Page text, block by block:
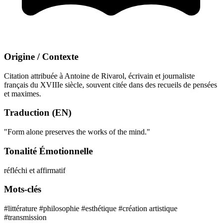
Origine / Contexte
Citation attribuée à Antoine de Rivarol, écrivain et journaliste
français du XVIIIe siècle, souvent citée dans des recueils de pensées
et maximes.
Traduction (EN)
"Form alone preserves the works of the mind."
Tonalité Émotionnelle
réfléchi et affirmatif
Mots-clés
#littérature #philosophie #esthétique #création artistique
#transmission